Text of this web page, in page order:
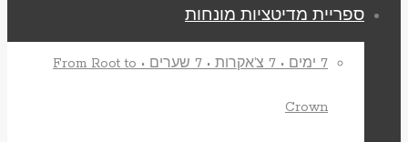
ספריית מדיטציות מונחות
7 ימים • 7 צ’אקרות • 7 שערים • From Root to
Crown